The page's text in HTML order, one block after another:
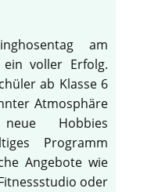
am
voller Erfolg.
ab Klasse 6
Atmosphäre
Hobbies
Programm
Angebote wie
oder